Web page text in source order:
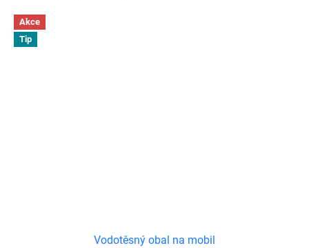
Akce
Tip
Vodotěsný obal na mobil